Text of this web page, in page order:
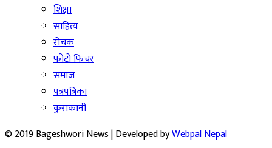
शिक्षा
साहित्य
रोचक
फोटो फिचर
समाज
पत्रपत्रिका
कुराकानी
© 2019 Bageshwori News | Developed byWebpal Nepal